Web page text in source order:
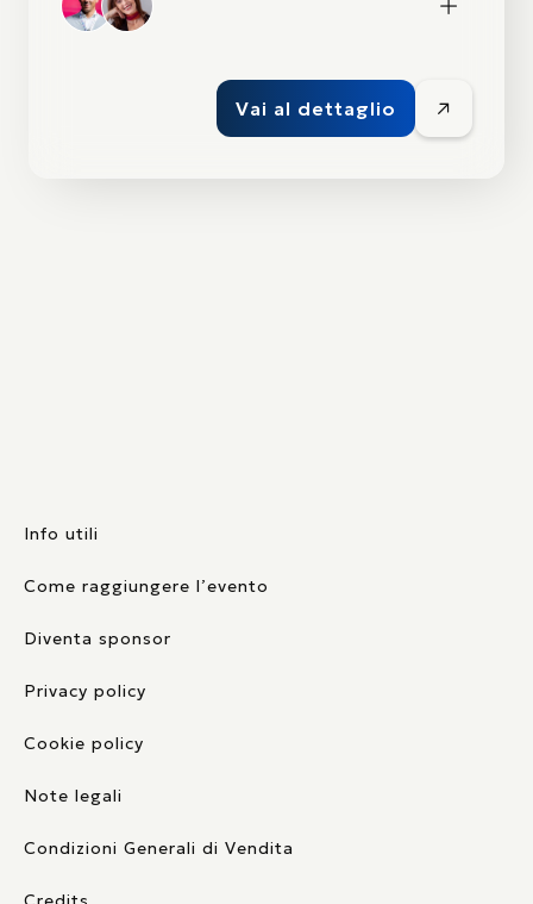
Vai al dettaglio
Info utili
Come raggiungere l’evento
Diventa sponsor
Privacy policy
Cookie policy
Note legali
Condizioni Generali di Vendita